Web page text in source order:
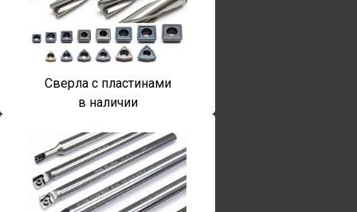
Сверла с пластинами
в наличии